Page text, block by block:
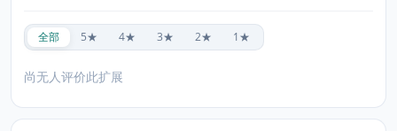
全部 5★ 4★ 3★ 2★ 1★
尚无人评价此扩展